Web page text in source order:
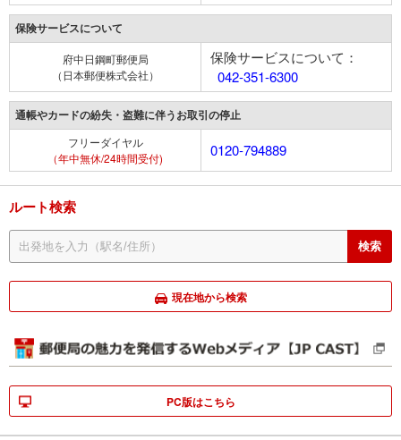
保険サービスについて
府中日鋼町郵便局
（日本郵便株式会社）
保険サービスについて：
042-351-6300
通帳やカードの紛失・盗難に伴うお取引の停止
フリーダイヤル
（年中無休/24時間受付)
0120-794889
ルート検索
現在地から検索
PC版はこちら